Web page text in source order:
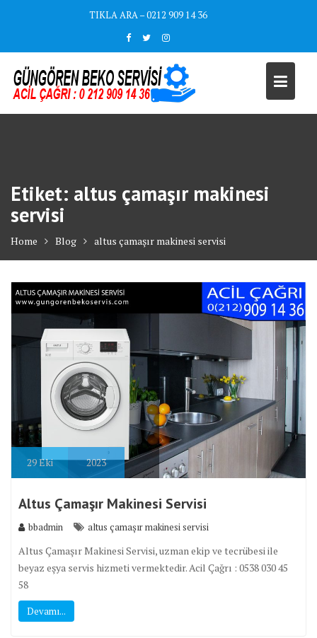
TIKLA ARA – 0212 909 14 36
Etiket: altus çamaşır makinesi
servisi
Home Blog altus çamaşır makinesi servisi
29Eki 2023
Altus Çamaşır Makinesi Servisi
bbadmin altus çamaşır makinesi servisi
Altus Çamaşır Makinesi Servisi, uzman ekip ve tecrübesi ile
beyaz eşya servis hizmeti vermektedir. Acil Çağrı : 0538 030 45
58
Devamı...